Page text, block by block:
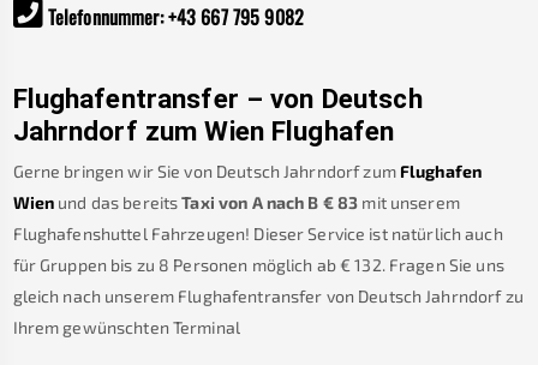
Telefonnummer:+43 667 795 9082
Flughafentransfer – von Deutsch
Jahrndorf zum Wien Flughafen
Gerne bringen wir Sie von Deutsch Jahrndorfzum Flughafen
Wien und das bereitsTaxi von A nach B €83 mit unserem
Flughafenshuttel Fahrzeugen! Dieser Service ist natürlich auch
für Gruppen bis zu 8 Personen möglich ab € 132. Fragen Sie uns
gleich nach unserem Flughafentransfer von Deutsch Jahrndorf zu
Ihrem gewünschten Terminal